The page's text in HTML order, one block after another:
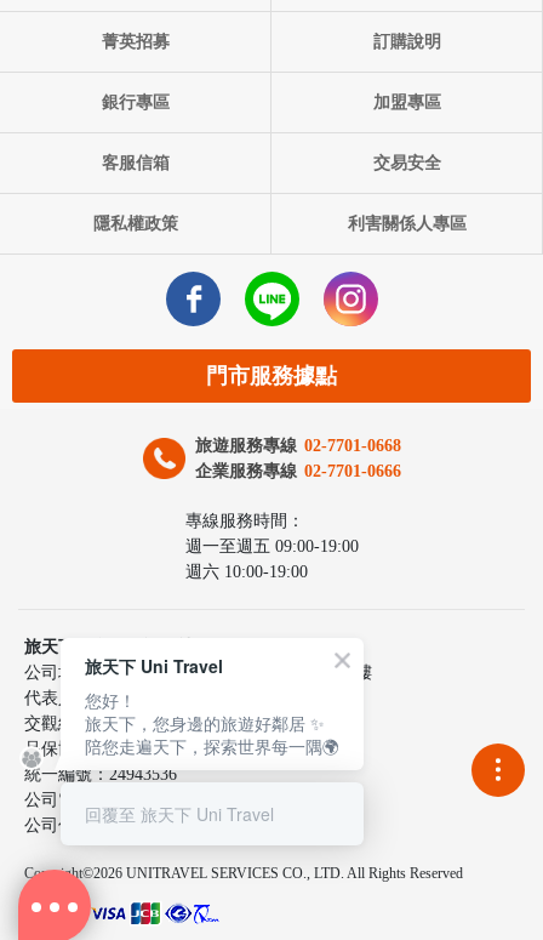
出發日期: ()
菁英招募 訂購說明
銀行專區 加盟專區
客服信箱 交易安全
隱私權政策 利害關係人專區
門市服務據點
旅遊服務專線 02-7701-0668
企業服務專線 02-7701-0666
專線服務時間：
週一至週五 09:00-19:00
週六 10:00-19:00
旅天下聯合國際旅行社股份有限公司
公司地址：台北市中山區民生東路三段10號6樓
代表人：李嘉寅
交觀綜217100號
品保協會2137號
統一編號：24943536
公司電話：02-7701-0660
公司傳真：02-2515-9801
Copyright©2026 UNITRAVEL SERVICES CO., LTD. All Rights Reserved
旅天下 Uni Travel
您好！
旅天下，您身邊的旅遊好鄰居 ✨
陪您走遍天下，探索世界每一隅🌍
回覆至 旅天下 Uni Travel